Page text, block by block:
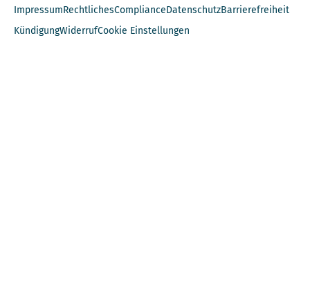
ImpressumRechtlichesComplianceDatenschutzBarrierefreiheit
KündigungWiderrufCookie Einstellungen